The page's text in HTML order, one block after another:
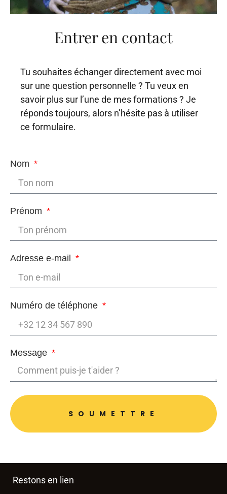
Entrer en contact
Tu souhaites échanger directement avec moi
sur une question personnelle ? Tu veux en
savoir plus sur l’une de mes formations ? Je
réponds toujours, alors n’hésite pas à utiliser
ce formulaire.
Nom
Prénom
Adresse e-mail
Numéro de téléphone
Message
SOUMETTRE
Restons en lien